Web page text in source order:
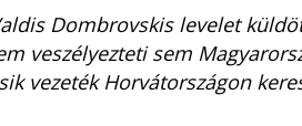
Dombrovskis levelet
veszélyezteti sem
vezeték Horvátországon